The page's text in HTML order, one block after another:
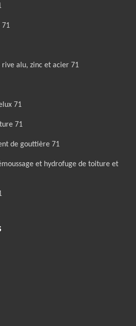
71
rive alu, zinc et acier 71
71
71
de gouttière 71
et hydrofuge de toiture et